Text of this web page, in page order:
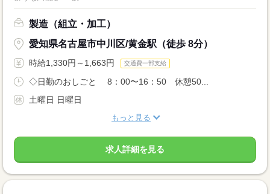
製造（組立・加工）
愛知県名古屋市中川区/黄金駅（徒歩 8分）
時給1,330円～1,663円 交通費一部支給
◇日勤のおしごと 8：00〜16：50 休憩50...
土曜日 日曜日
もっと見る
求人詳細を見る